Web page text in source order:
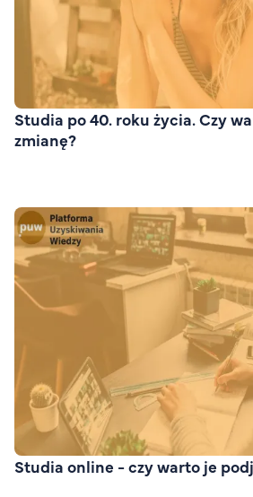
Nasi wykładowcy
Strefa wiedzy
Kontakt
Górny pasek
Rekrutacja
Platforma zdalnego nauczania
Studia po 40. roku życia. Czy
zmianę?
Studia online - czy warto je